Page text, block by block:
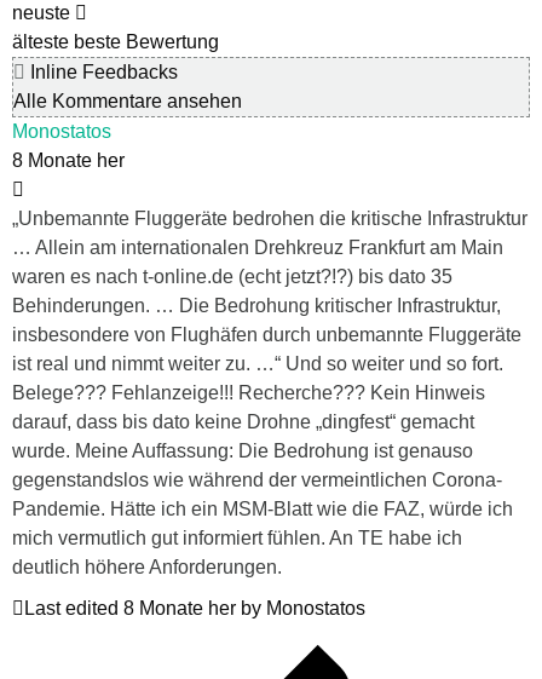
neuste
älteste beste Bewertung
Inline Feedbacks
Alle Kommentare ansehen
Monostatos
8 Monate her
„Unbemannte Fluggeräte bedrohen die kritische Infrastruktur
… Allein am internationalen Drehkreuz Frankfurt am Main
waren es nach t-online.de (echt jetzt?!?) bis dato 35
Behinderungen. … Die Bedrohung kritischer Infrastruktur,
insbesondere von Flughäfen durch unbemannte Fluggeräte
ist real und nimmt weiter zu. …“ Und so weiter und so fort.
Belege??? Fehlanzeige!!! Recherche??? Kein Hinweis
darauf, dass bis dato keine Drohne „dingfest“ gemacht
wurde. Meine Auffassung: Die Bedrohung ist genauso
gegenstandslos wie während der vermeintlichen Corona-
Pandemie. Hätte ich ein MSM-Blatt wie die FAZ, würde ich
mich vermutlich gut informiert fühlen. An TE habe ich
deutlich höhere Anforderungen.
Last edited 8 Monate her by Monostatos